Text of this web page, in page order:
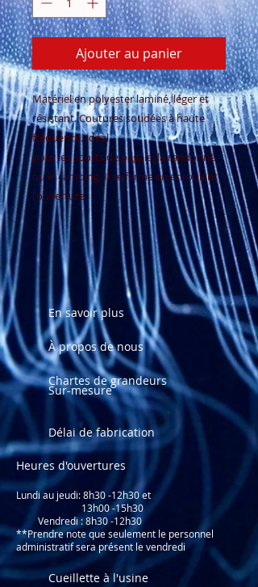
Ajouter au panier
Matériel en polyester laminé, léger et
résistant. Coutures soudées à haute
fréquence. Idéal
pour les sports de pagaie, la randonné
ou le camping. Il se ferme en enroulant
l'ouverture.
En savoir plus
À propos de nous
Chartes de grandeurs
Sur-mesure
Délai de fabrication
Heures d'ouvertures
Lundi au jeudi: 8h30 -12h30 et
13h00 -15h30
Vendredi : 8h30 -12h30
**Prendre note que seulement le personnel
administratif sera présent le vendredi
Cueillette à l'usine